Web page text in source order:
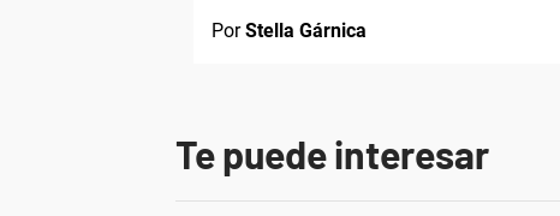
PorStella Gárnica
Te puede interesar